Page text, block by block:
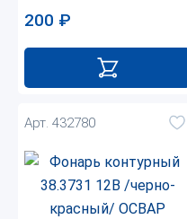
200 ₽
Арт. 432780